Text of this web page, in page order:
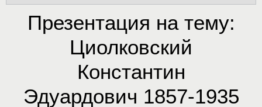
Презентация на тему:
Циолковский
Константин
Эдуардович 1857-1935